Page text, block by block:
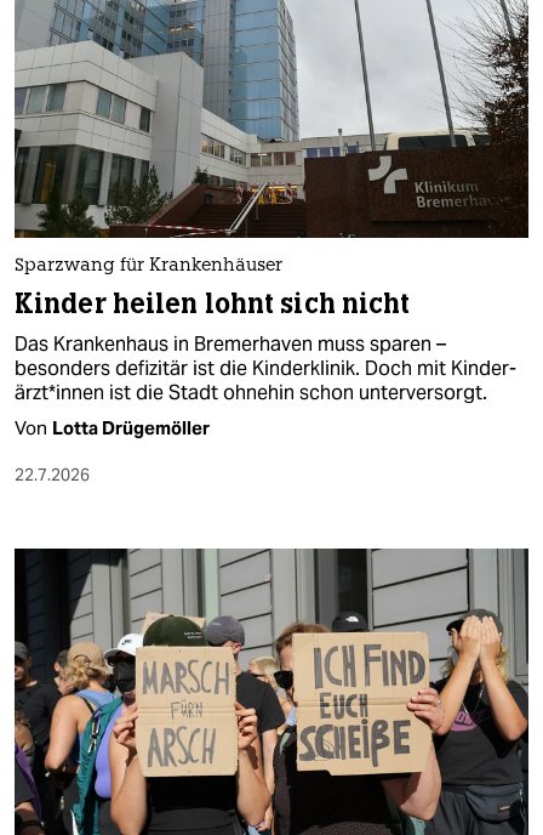
Sparzwang für Krankenhäuser
Kinder heilen lohnt sich nicht
Das Krankenhaus in Bremerhaven muss sparen –
besonders defizitär ist die Kinderklinik. Doch mit Kin­der­
ärz­t*in­nen ist die Stadt ohnehin schon unterversorgt.
Von Lotta Drügemöller
22.7.2026